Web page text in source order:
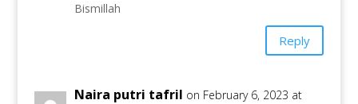
Bismillah
Reply
Naira putri tafril on February 6, 2023 at